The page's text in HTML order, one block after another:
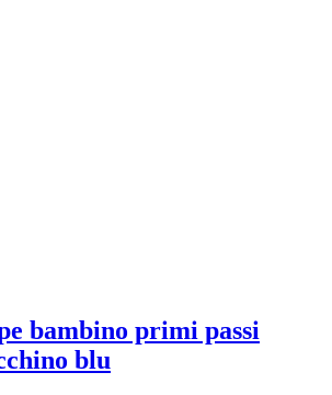
bambino primi passi
blu